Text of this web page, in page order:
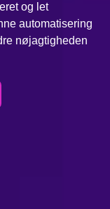
og let
automatisering
nøjagtigheden